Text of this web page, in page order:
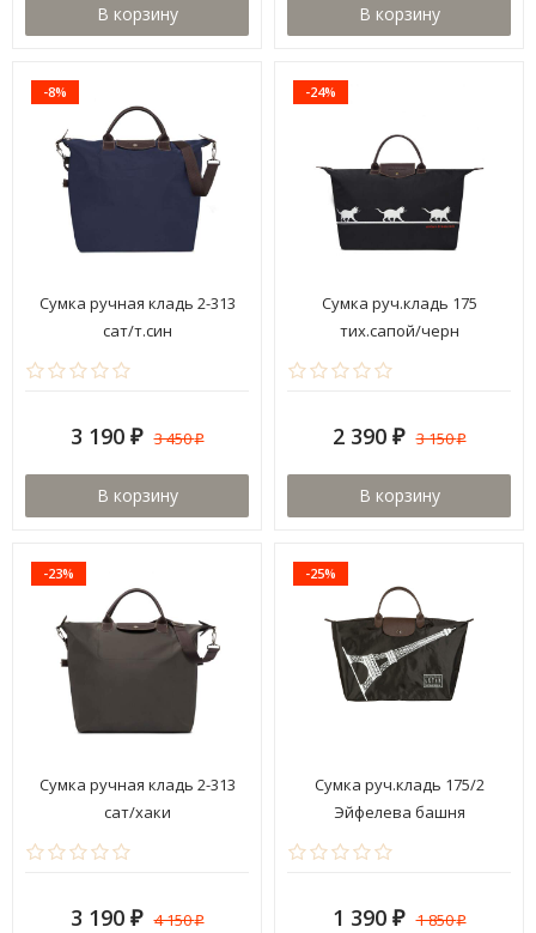
В корзину В корзину
-8%
Сумка ручная кладь 2-313
сат/т.син
3 190 ₽ 3 450₽
В корзину
-24%
Сумка руч.кладь 175
тих.сапой/черн
2 390 ₽ 3 150₽
В корзину
-23%
Сумка ручная кладь 2-313
сат/хаки
3 190 ₽ 4 150₽
-25%
Сумка руч.кладь 175/2
Эйфелева башня
1 390 ₽ 1 850₽